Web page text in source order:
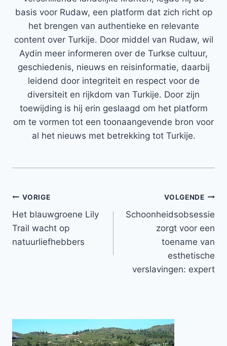
basis voor Rudaw, een platform dat zich richt op
het brengen van authentieke en relevante
content over Turkije. Door middel van Rudaw, wil
Aydin meer informeren over de Turkse cultuur,
geschiedenis, nieuws en reisinformatie, daarbij
leidend door integriteit en respect voor de
diversiteit en rijkdom van Turkije. Door zijn
toewijding is hij erin geslaagd om het platform
om te vormen tot een toonaangevende bron voor
al het nieuws met betrekking tot Turkije.
Bericht
navigatie
VORIGE
Het blauwgroene Lily
Trail wacht op
natuurliefhebbers
VOLGENDE
Schoonheidsobsessie
zorgt voor een
toename van
esthetische
verslavingen: expert